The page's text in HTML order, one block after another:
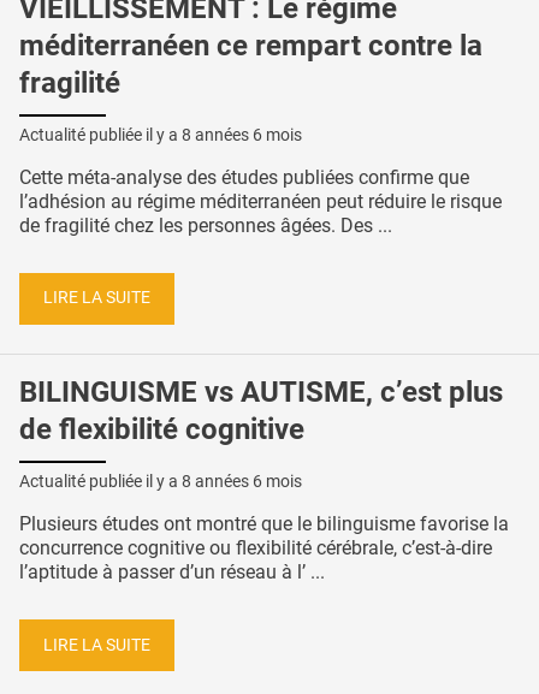
VIEILLISSEMENT : Le régime
méditerranéen ce rempart contre la
fragilité
Actualité publiée il y a 8 années 6 mois
Cette méta-analyse des études publiées confirme que
l’adhésion au régime méditerranéen peut réduire le risque
de fragilité chez les personnes âgées. Des ...
LIRE LA SUITE
BILINGUISME vs AUTISME, c’est plus
de flexibilité cognitive
Actualité publiée il y a 8 années 6 mois
Plusieurs études ont montré que le bilinguisme favorise la
concurrence cognitive ou flexibilité cérébrale, c’est-à-dire
l’aptitude à passer d’un réseau à l’ ...
LIRE LA SUITE